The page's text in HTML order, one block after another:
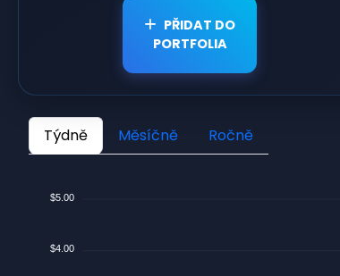
PŘIDAT DO
PORTFOLIA
Týdně Měsíčně Ročně
$5.00
$4.00